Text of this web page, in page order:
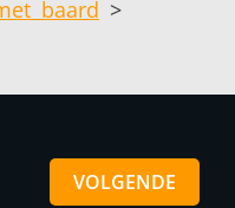
baard >
VOLGENDE